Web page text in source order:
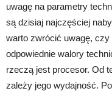
uwagę na parametry
są dzisiaj najczęściej
warto zwrócić uwagę,
odpowiednie walory
rzeczą jest procesor. Od
zależy jego wydajność.